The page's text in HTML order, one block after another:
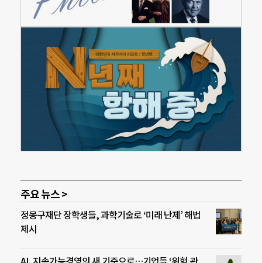
주요 뉴스 >
정몽구재단 장학생들, 과학기술로 ‘미래 난제’ 해법
제시